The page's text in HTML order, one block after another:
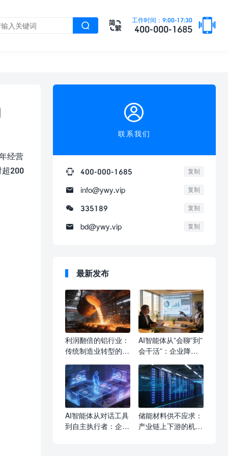
工作时间：9:00-17:30
400-000-1685 


经营
超200

联系我们
 400-000-1685 复制
 info@ywy.vip 复制
 335189 复制
 bd@ywy.vip 复制
最新发布
利润翻倍的铝行业：
传统制造业转型的”
AI智能体从”会聊”到”
会干活”：企业降本
样
AI智能体从对话工具
到自主执行者：企业
储能材料供不应求：
产业链上下游的机遇